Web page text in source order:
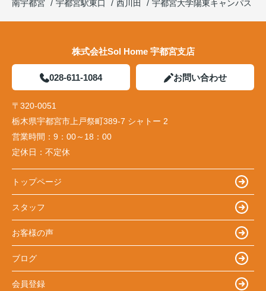
南宇都宮
宇都宮駅東口 西川田 宇都宮大学陽東キャンパス
株式会社Sol Home 宇都宮支店
028-611-1084 お問い合わせ
〒320-0051
栃木県宇都宮市上戸祭町389-7 シャトー 2
営業時間： 9：00～18：00
定休日： 不定休
トップページ
スタッフ
お客様の声
ブログ
会員登録